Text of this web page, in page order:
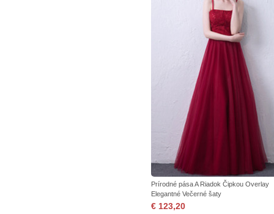
Prírodné pása A Riadok Čipkou Overlay
Elegantné Večerné šaty
€ 123,20